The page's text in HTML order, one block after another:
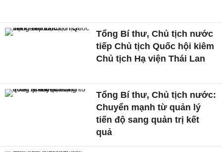
Tổng Bí thư, Chủ tịch nước
tiếp Chủ tịch Quốc hội kiêm
Chủ tịch Hạ viện Thái Lan
Tổng Bí thư, Chủ tịch nước:
Chuyển mạnh từ quản lý
tiến độ sang quản trị kết
quả